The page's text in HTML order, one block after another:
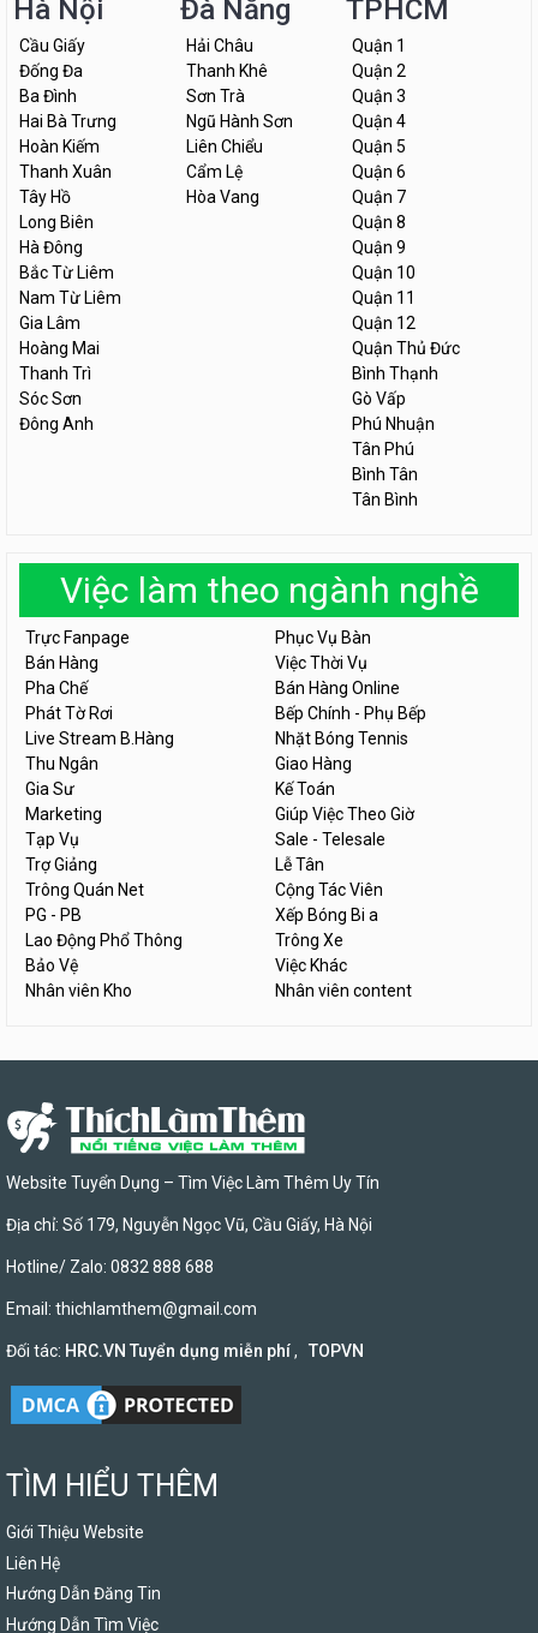
Hà Nội
Cầu Giấy
Đống Đa
Ba Đình
Hai Bà Trưng
Hoàn Kiếm
Thanh Xuân
Tây Hồ
Long Biên
Hà Đông
Bắc Từ Liêm
Nam Từ Liêm
Gia Lâm
Hoàng Mai
Thanh Trì
Sóc Sơn
Đông Anh
Đà Nẵng
Hải Châu
Thanh Khê
Sơn Trà
Ngũ Hành Sơn
Liên Chiểu
Cẩm Lệ
Hòa Vang
TPHCM
Quận 1
Quận 2
Quận 3
Quận 4
Quận 5
Quận 6
Quận 7
Quận 8
Quận 9
Quận 10
Quận 11
Quận 12
Quận Thủ Đức
Bình Thạnh
Gò Vấp
Phú Nhuận
Tân Phú
Bình Tân
Tân Bình
Việc làm theo ngành nghề
Trực Fanpage
Phục Vụ Bàn
Bán Hàng
Việc Thời Vụ
Pha Chế
Bán Hàng Online
Phát Tờ Rơi
Bếp Chính - Phụ Bếp
Live Stream B.Hàng
Nhặt Bóng Tennis
Thu Ngân
Giao Hàng
Gia Sư
Kế Toán
Marketing
Giúp Việc Theo Giờ
Tạp Vụ
Sale - Telesale
Trợ Giảng
Lễ Tân
Trông Quán Net
Cộng Tác Viên
PG - PB
Xếp Bóng Bi a
Lao Động Phổ Thông
Trông Xe
Bảo Vệ
Việc Khác
Nhân viên Kho
Nhân viên content
Website Tuyển Dụng – Tìm Việc Làm Thêm Uy Tín
Địa chỉ: Số 179, Nguyễn Ngọc Vũ, Cầu Giấy, Hà Nội
Hotline/ Zalo: 0832 888 688
Email: thichlamthem@gmail.com
Đối tác: HRC.VN Tuyển dụng miễn phí, TOPVN
TÌM HIỂU THÊM
Giới Thiệu Website
Liên Hệ
Hướng Dẫn Đăng Tin
Hướng Dẫn Tìm Việc